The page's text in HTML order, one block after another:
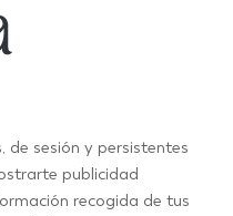
LUMIÈRE
de sesión y persistentes
publicidad
recogida de tus